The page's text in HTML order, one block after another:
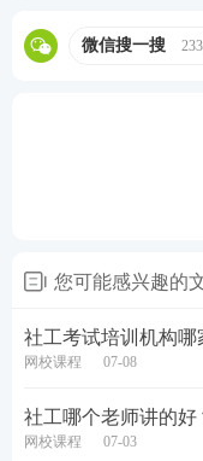
被迫适应单一讲课
授，专攻实务案例
痛点。
微信搜一搜
您可能感兴趣的
社工考试培训机构
网校课程 07-08
社工哪个老师讲的
网校课程 07-03